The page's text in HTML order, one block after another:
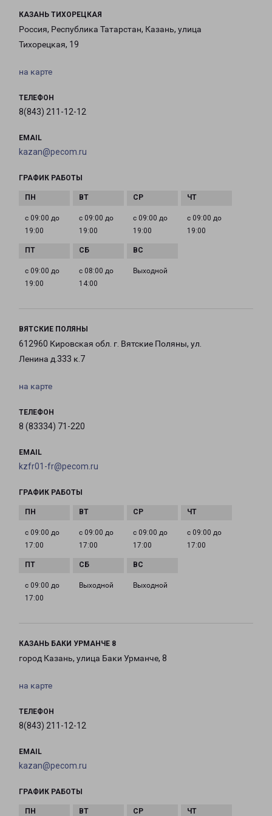
КАЗАНЬ ТИХОРЕЦКАЯ
Россия, Республика Татарстан, Казань, улица
Тихорецкая, 19
на карте
ТЕЛЕФОН
8(843) 211-12-12
EMAIL
kazan@pecom.ru
ГРАФИК РАБОТЫ
с 09:00 до
19:00
с 09:00 до
19:00
с 09:00 до
19:00
с 09:00 до
19:00
с 09:00 до
19:00
с 08:00 до
14:00
Выходной
ВЯТСКИЕ ПОЛЯНЫ
612960 Кировская обл. г. Вятские Поляны, ул.
Ленина д.333 к.7
на карте
ТЕЛЕФОН
8 (83334) 71-220
EMAIL
kzfr01-fr@pecom.ru
ГРАФИК РАБОТЫ
с 09:00 до
17:00
с 09:00 до
17:00
с 09:00 до
17:00
с 09:00 до
17:00
с 09:00 до
17:00
Выходной Выходной
КАЗАНЬ БАКИ УРМАНЧЕ 8
город Казань, улица Баки Урманче, 8
на карте
ТЕЛЕФОН
8(843) 211-12-12
EMAIL
kazan@pecom.ru
ГРАФИК РАБОТЫ